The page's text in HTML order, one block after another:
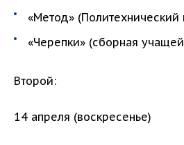
«Метод» (Политехнический
«Черепки» (сборная
Второй:
14 апреля (воскресенье)